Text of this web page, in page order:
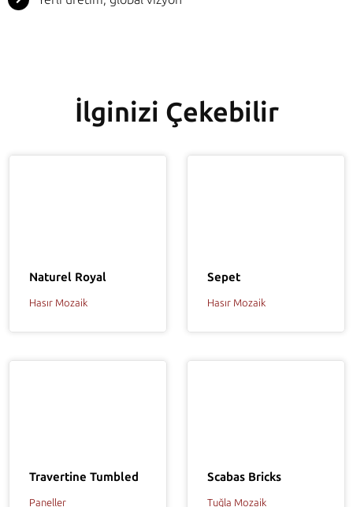
İlginizi Çekebilir
Naturel Royal
Hasır Mozaik
Sepet
Hasır Mozaik
Travertine Tumbled
Paneller
Scabas Bricks
Tuğla Mozaik